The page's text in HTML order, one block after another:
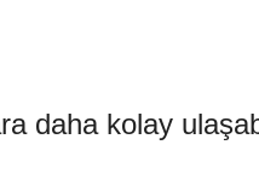
daha kolay